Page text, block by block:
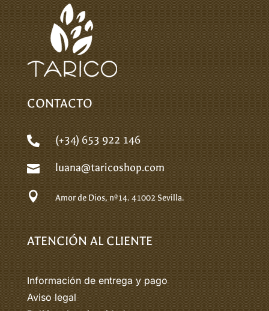
CONTACTO
 (+34) 653 922 146
 luana@taricoshop.com
 Amor de Dios, nº14.41002 Sevilla.
ATENCIÓN AL CLIENTE
Información de entrega y pago
Aviso legal